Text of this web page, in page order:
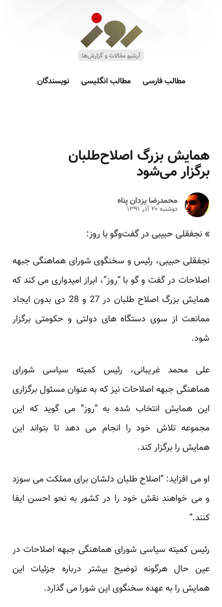
مطالب فارسی مطالب انگلیسی نویسندگان
همایش بزرگ اصلاح‌طلبان
برگزار می‌شود
محمدرضا یزدان پناه
دوشنبه ۲۰ آذر ۱۳۹۱
» نجفقلی حبیبی در گفت‌وگو با روز:
نجفقلی حبیبی، رئیس و سخنگوی شورای هماهنگی جبهه
اصلاحات در گفت و گو با “روز”، ابراز امیدواری می کند که
همایش بزرگ اصلاح طلبان در 27 و 28 دی بدون ایجاد
ممانعت از سوی دستگاه های دولتی و حکومتی برگزار
شود.
علی محمد غریبانی، رئیس کمیته سیاسی شورای
هماهنگی جبهه اصلاحات نیز که به عنوان مسئول برگزاری
این همایش انتخاب شده به “روز” می گوید که این
مجموعه تلاش خود را انجام می دهد تا بتواند این
همایش را برگزار کند.
او می افزاید: “اصلاح طلبان دلشان برای مملکت می سوزد
و می خواهند نقش خود را در کشور به نحو احسن ایفا
کنند.”
رئیس کمیته سیاسی شورای هماهنگی جبهه اصلاحات در
عین حال هرگونه توضیح بیشتر درباره جزئیات این
همایش را به عهده سخنگوی این شورا می گذارد.